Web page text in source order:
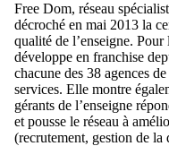
Free Dom, réseau
décroché en mai 2013 la
qualité de l’enseigne.
développe en franchise
chacune des 38 agences
services. Elle montre
gérants de l’enseigne
et pousse le réseau à
(recrutement, gestion de